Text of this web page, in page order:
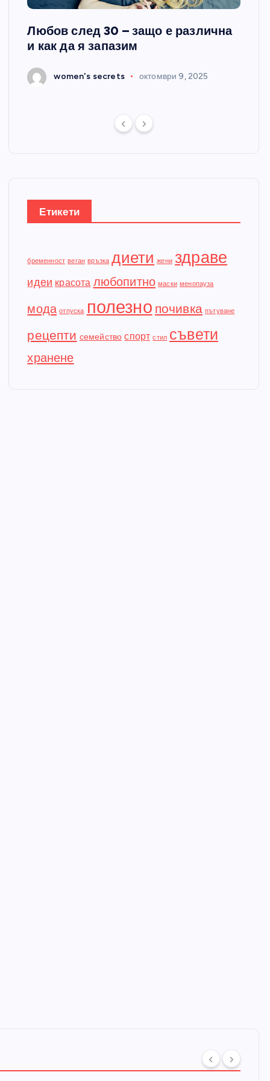
Любов след 30 – защо е различна
и как да я запазим
women's secrets октомври 9, 2025
Етикети
бременност веган връзка диети жени здраве
идеи красота любопитно маски менопауза
мода отпуска полезно почивка пътуване
рецепти семейство спорт стил съвети
хранене